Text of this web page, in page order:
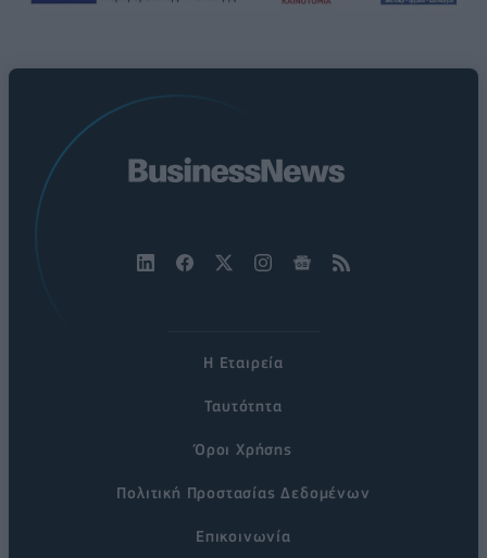
Η Εταιρεία
Ταυτότητα
Όροι Χρήσης
Πολιτική Προστασίας Δεδομένων
Επικοινωνία